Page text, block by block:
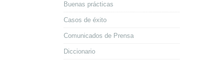
Buenas prácticas
Casos de éxito
Comunicados de Prensa
Diccionario